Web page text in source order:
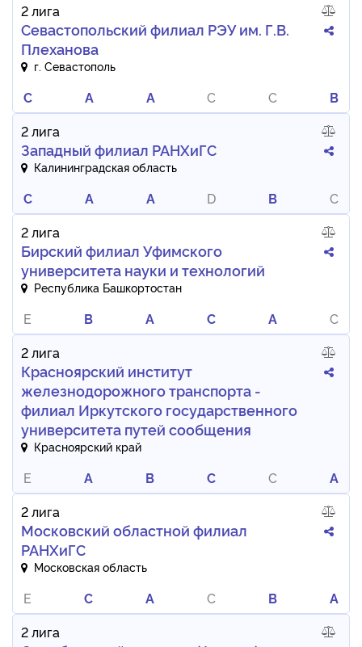
2 лига
Севастопольский филиал РЭУ им. Г.В.
Плеханова
г. Севастополь
C A A C C
B
2 лига
Западный филиал РАНХиГС
Калининградская область
C A A D B
C
2 лига
Бирский филиал Уфимского
университета науки и технологий
Республика Башкортостан
E B A C A
C
2 лига
Красноярский институт
железнодорожного транспорта -
филиал Иркутского государственного
университета путей сообщения
Красноярский край
E A B C C
A
2 лига
Московский областной филиал
РАНХиГС
Московская область
E C A C B
A
2 лига